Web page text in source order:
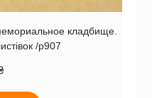
кладбище.
/р907